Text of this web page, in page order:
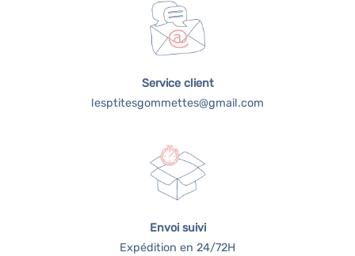
Service client
lesptitesgommettes@gmail.com
Envoi suivi
Expédition en 24/72H